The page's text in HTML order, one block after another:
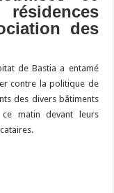
des
de Bastia a entamé
contre la politique de
des divers bâtiments
matin devant leurs